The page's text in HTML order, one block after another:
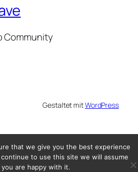
Community
Gestaltet mitWordPress
that we give you the best experience
to use this site we will assume
are happy with it.